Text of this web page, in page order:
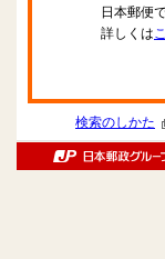
日本郵便
詳しくは
検索のしかた